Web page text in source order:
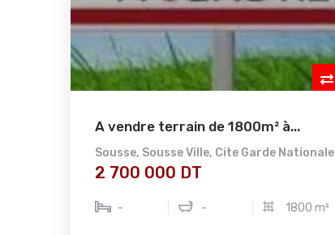
A vendre terrain de 1800m² à...
Sousse, Sousse Ville, Cite Garde Nationale
2 700 000 DT
- - 1800 m²